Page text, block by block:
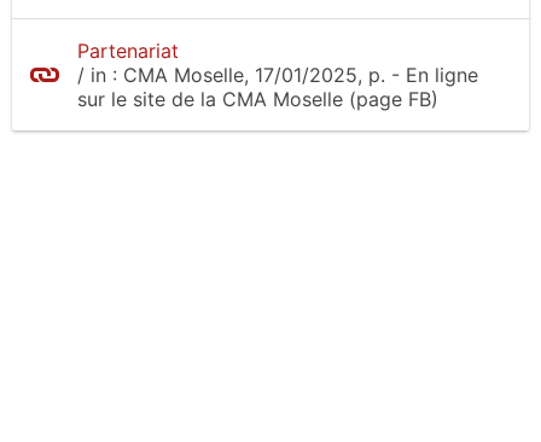
Partenariat
/ in : CMA Moselle, 17/01/2025, p. - En ligne
sur le site de la CMA Moselle (page FB)